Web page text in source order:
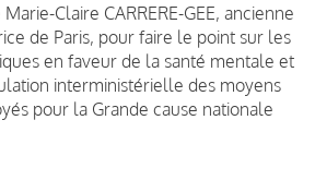
Claire CARRERE-GEE, ancienne
de Paris, pour faire le point sur les
en faveur de la santé mentale et
interministérielle des moyens
pour la Grande cause nationale